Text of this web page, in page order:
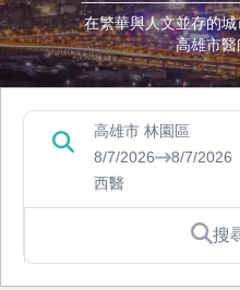
在繁華與人文並存的
高雄市
高雄市 林園區
8/7/2026
8/7/2026
西醫
搜